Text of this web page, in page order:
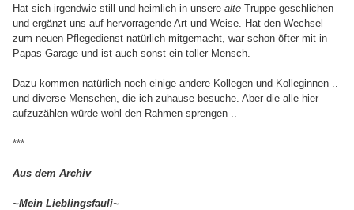
Hat sich irgendwie still und heimlich in unsere alte Truppe geschlichen
und ergänzt uns auf hervorragende Art und Weise. Hat den Wechsel
zum neuen Pflegedienst natürlich mitgemacht, war schon öfter mit in
Papas Garage und ist auch sonst ein toller Mensch.
Dazu kommen natürlich noch einige andere Kollegen und Kolleginnen ..
und diverse Menschen, die ich zuhause besuche. Aber die alle hier
aufzuzählen würde wohl den Rahmen sprengen ..
***
Aus dem Archiv
~Mein Lieblingsfauli~